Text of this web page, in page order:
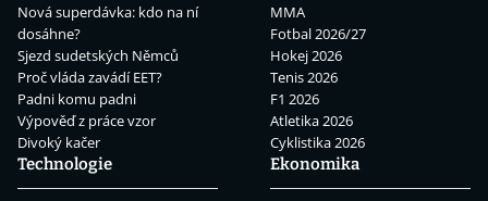
Nová superdávka: kdo na ní
dosáhne?
Sjezd sudetských Němců
Proč vláda zavádí EET?
Padni komu padni
Výpověď z práce vzor
Divoký kačer
MMA
Fotbal 2026/27
Hokej 2026
Tenis 2026
F1 2026
Atletika 2026
Cyklistika 2026
Technologie
Ekonomika